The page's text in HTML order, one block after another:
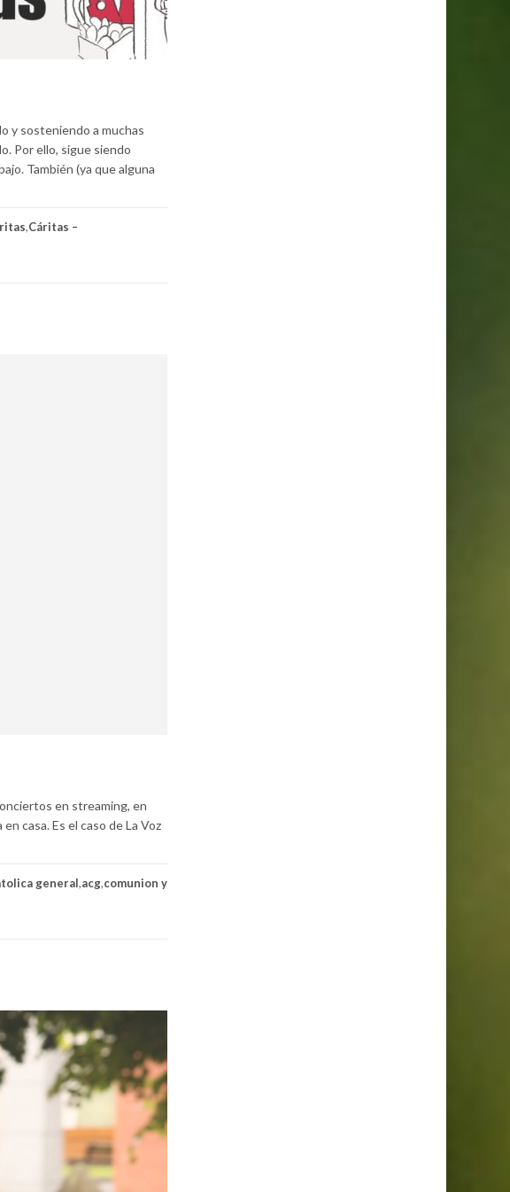
y sosteniendo a muchas
Por ello, sigue siendo
También (ya que alguna
,Cáritas –
en streaming, en
casa. Es el caso de La Voz
general,acg,comunion y